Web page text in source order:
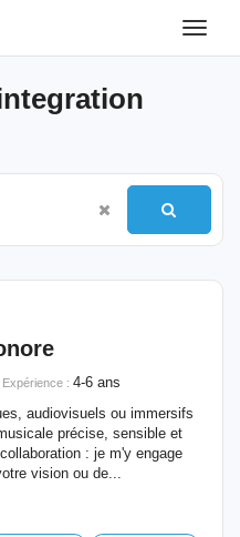
Toggle
Expérience : 4-6 ans
audiovisuels ou immersifs
précise, sensible et
: je m'y engage
vision ou de...